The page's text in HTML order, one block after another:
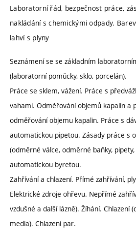
Laboratorní řád, bezpečnost práce,
nakládání s chemickými odpady.
lahví s plyny
Seznámení se se základním
(laboratorní pomůcky, sklo, porcelán).
Práce se sklem, vážení. Práce s
vahami. Odměřování objemů kapalin a
odměřování objemu kapalin. Práce s
automatickou pipetou. Zásady práce s
(odměrné válce, odměrné baňky,
automatickou byretou.
Zahřívání a chlazení. Přímé zahřívání,
Elektrické zdroje ohřevu. Nepřímé
vzdušné a další lázně). Žíhání. Chlazení
media). Chlazení par.